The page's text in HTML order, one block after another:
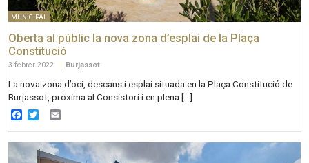
MUNICIPAL
Oberta al públic la nova zona d’esplai de la Plaça
Constitució
3 febrer 2022 Burjassot
La nova zona d’oci, descans i esplai situada en la Plaça Constitució de
Burjassot, pròxima al Consistori i en plena […]
Facebook
Twitter